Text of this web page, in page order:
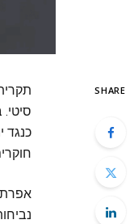
SHARE
כנגד